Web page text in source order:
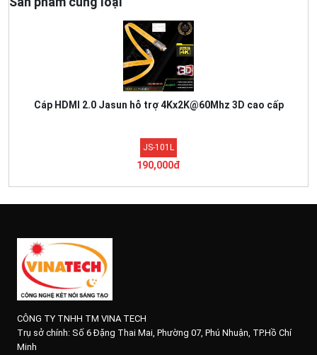
Cáp HDMI 2.0 Jasun hỗ trợ 4Kx2K@60Mhz 3D cao cấp
JS-101L
190,000đ
CÔNG TY TNHH TM VINA TECH
Trụ sở chính: Số 6 Đặng Thai Mai, Phường 07, Phú Nhuận, TP.Hồ Chí
Minh